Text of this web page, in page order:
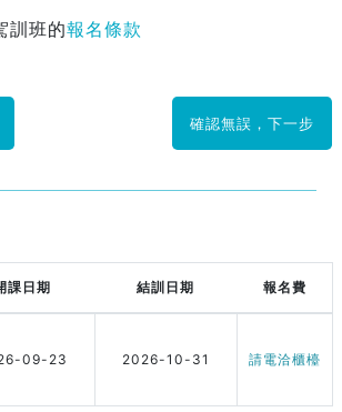
訓班的報名條款
確認無誤，下一步
課日期 結訓日期 報名費
09-23 2026-10-31 請電洽櫃檯